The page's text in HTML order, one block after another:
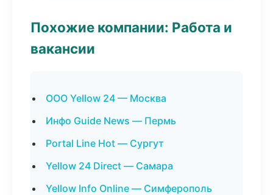
Похожие компании: Работа и
вакансии
ООО Yellow 24 — Москва
Инфо Guide News — Пермь
Portal Line Hot — Сургут
Yellow 24 Direct — Самара
Yellow Info Online — Симферополь